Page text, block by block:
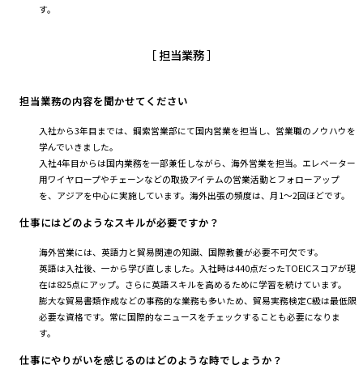
す。
［ 担当業務 ］
担当業務の内容を聞かせてください
入社から3年目までは、鋼索営業部にて国内営業を担当し、営業職のノウハウを
学んでいきました。
入社4年目からは国内業務を一部兼任しながら、海外営業を担当。エレベーター
用ワイヤロープやチェーンなどの取扱アイテムの営業活動とフォローアップ
を、アジアを中心に実施しています。海外出張の頻度は、月1～2回ほどです。
仕事にはどのようなスキルが必要ですか？
海外営業には、英語力と貿易関連の知識、国際教養が必要不可欠です。
英語は入社後、一から学び直しました。入社時は440点だったTOEICスコアが現
在は825点にアップ。さらに英語スキルを高めるために学習を続けています。
膨大な貿易書類作成などの事務的な業務も多いため、貿易実務検定C級は最低限
必要な資格です。常に国際的なニュースをチェックすることも必要になりま
す。
仕事にやりがいを感じるのはどのような時でしょうか？